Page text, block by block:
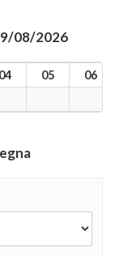
08/2026
04 05 06